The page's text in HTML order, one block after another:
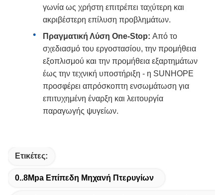
γωνία ως χρήστη επιτρέπει ταχύτερη και
ακριβέστερη επίλυση προβλημάτων.
Πραγματική Λύση One-Stop: Από το
σχεδιασμό του εργοστασίου, την προμήθεια
εξοπλισμού και την προμήθεια εξαρτημάτων
έως την τεχνική υποστήριξη - η SUNHOPE
προσφέρει απρόσκοπτη ενσωμάτωση για
επιτυχημένη έναρξη και λειτουργία
παραγωγής ψυγείων.
Ετικέτες:
0..8Mpa Επίπεδη Μηχανή Πτερυγίων